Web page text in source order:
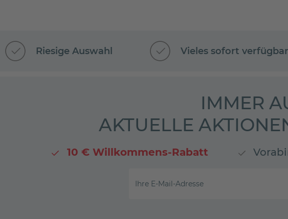
Riesige Auswahl Vieles sofort verfügbar
IMMER
AKTUELLE
10 € Willkommens-Rabatt
Ihre E-Mail-Adresse